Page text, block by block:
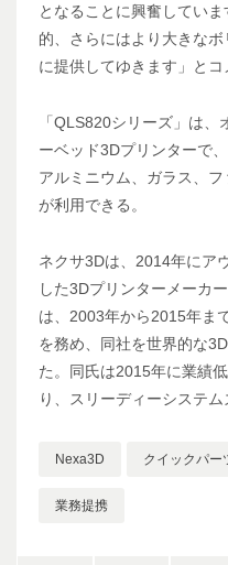
となることに興奮してい
的、さらにはより大きな
に提供してゆきます」とコ
「QLS820シリーズ」は
ーベッド3Dプリンターで
アルミニウム、ガラス、
が利用できる。
ネクサ3Dは、2014年にア
した3Dプリンターメーカ
は、2003年から2015年ま
を務め、同社を世界的な
た。同氏は2015年に業績
り、スリーディーシステム
Nexa3D クイックパー
業務提携